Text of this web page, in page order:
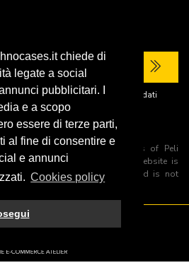
chiede di
legate a social
pubblicitari. I
e a scopo
essere di terze parti,
al fine di consentire e
e annunci
Cookies policy
sito e acconsento al trattamento dei miei dati
commerciali.
and/or unregistered trademarks of Peli
subsiadiries and affiliates. This website is
by Technopartner SRL and is not
SRL - All rights reserved